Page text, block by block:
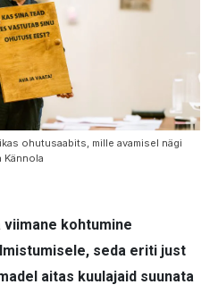
ohutusaabits, mille avamisel nägi
Kännola
viimane kohtumine
seda eriti just
aitas kuulajaid suunata